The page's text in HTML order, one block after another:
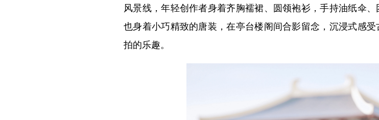
风景线，年轻创作者身着齐胸襦裙、圆领袍衫，手持油纸伞
也身着小巧精致的唐装，在亭台楼阁间合影留念，沉浸式感
拍的乐趣。